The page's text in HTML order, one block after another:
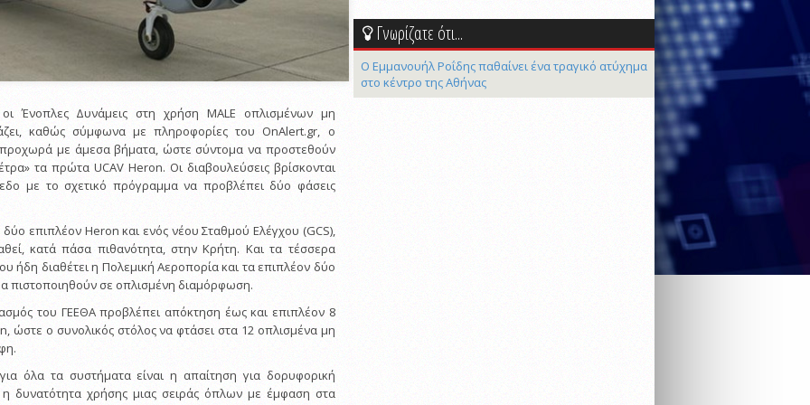
Ένοπλες Δυνάμεις στη χρήση MALE οπλισμένων μη
καθώς σύμφωνα με πληροφορίες του OnAlert.gr, ο
με άμεσα βήματα, ώστε σύντομα να προστεθούν
τα πρώτα UCAV Heron. Οι διαβουλεύσεις βρίσκονται
με το σχετικό πρόγραμμα να προβλέπει δύο φάσεις
επιπλέον Heron και ενός νέου Σταθμού Ελέγχου (GCS),
κατά πάσα πιθανότητα, στην Κρήτη. Και τα τέσσερα
ήδη διαθέτει η Πολεμική Αεροπορία και τα επιπλέον δύο
πιστοποιηθούν σε οπλισμένη διαμόρφωση.
του ΓΕΕΘΑ προβλέπει απόκτηση έως και επιπλέον 8
ώστε ο συνολικός στόλος να φτάσει στα 12 οπλισμένα μη
όλα τα συστήματα είναι η απαίτηση για δορυφορική
η δυνατότητα χρήσης μιας σειράς όπλων με έμφαση στα
Γνωρίζατε ότι...
Ο Εμμανουήλ Ροΐδης παθαίνει ένα τραγικό ατύχημα
στο κέντρο της Αθήνας